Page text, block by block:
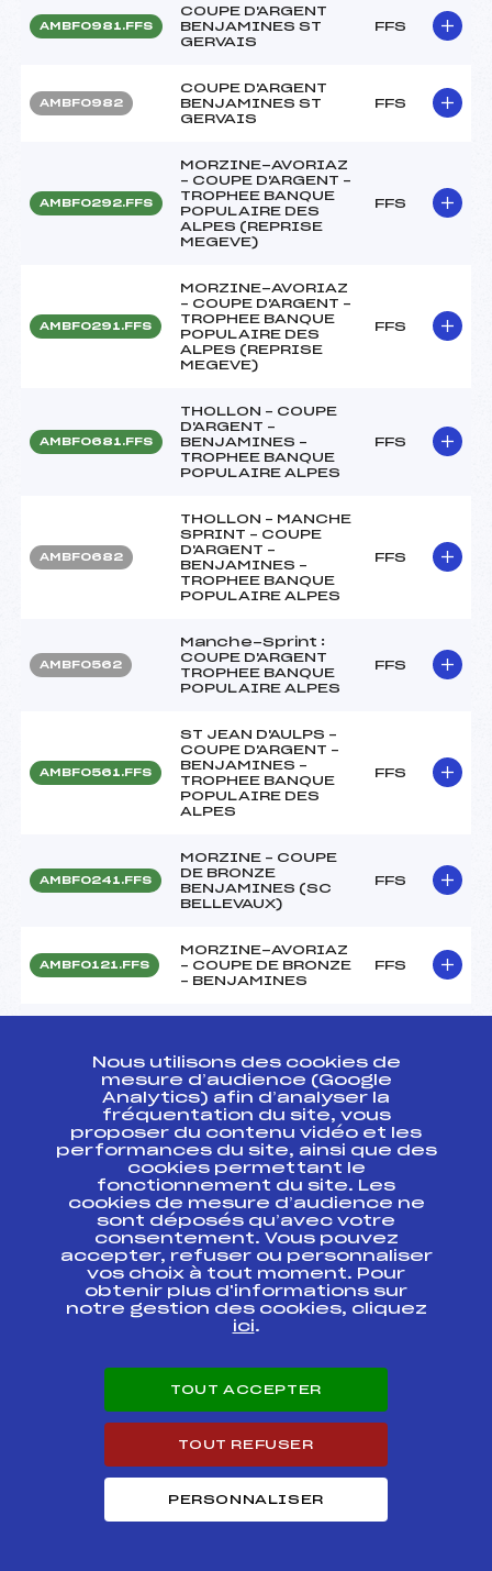
AMBF0981.FFS
COUPE D'ARGENT
BENJAMINES ST
GERVAIS
FFS
AMBF0982
COUPE D'ARGENT
BENJAMINES ST
GERVAIS
FFS
AMBF0292.FFS
MORZINE-AVORIAZ
– COUPE D'ARGENT –
TROPHEE BANQUE
POPULAIRE DES
ALPES (REPRISE
MEGEVE)
FFS
AMBF0291.FFS
MORZINE-AVORIAZ
– COUPE D'ARGENT –
TROPHEE BANQUE
POPULAIRE DES
ALPES (REPRISE
MEGEVE)
FFS
AMBF0681.FFS
THOLLON – COUPE
D'ARGENT –
BENJAMINES –
TROPHEE BANQUE
POPULAIRE ALPES
FFS
AMBF0682
THOLLON – MANCHE
SPRINT – COUPE
D'ARGENT –
BENJAMINES –
TROPHEE BANQUE
POPULAIRE ALPES
FFS
AMBF0562
Manche-Sprint :
COUPE D'ARGENT
TROPHEE BANQUE
POPULAIRE ALPES
FFS
AMBF0561.FFS
ST JEAN D'AULPS –
COUPE D'ARGENT –
BENJAMINES –
TROPHEE BANQUE
POPULAIRE DES
ALPES
FFS
AMBF0241.FFS
MORZINE – COUPE
DE BRONZE
BENJAMINES (SC
BELLEVAUX)
FFS
AMBF0121.FFS
MORZINE-AVORIAZ
– COUPE DE BRONZE
– BENJAMINES
FFS
MANCHE 3 eme
MANCHE
Résultats Alpin 2010
Course Cat.
ASAF1265.FFS
SCARA – Pré
qualification
Benjamines Filles
TRACE B – Dossards
"Dalloz"
2010 CHAMONIX
GEANT DAMES
CHAMPIONNAT DE
FRANCE BENJ' Jeudi
11 Mars 2010
Nous utilisons des cookies de
mesure d’audience (Google
Analytics) afin d’analyser la
fréquentation du site, vous
proposer du contenu vidéo et les
performances du site, ainsi que des
cookies permettant le
fonctionnement du site. Les
cookies de mesure d’audience ne
sont déposés qu’avec votre
consentement. Vous pouvez
accepter, refuser ou personnaliser
vos choix à tout moment. Pour
obtenir plus d'informations sur
notre gestion des cookies, cliquez
ici.
TOUT ACCEPTER
TOUT REFUSER
PERSONNALISER